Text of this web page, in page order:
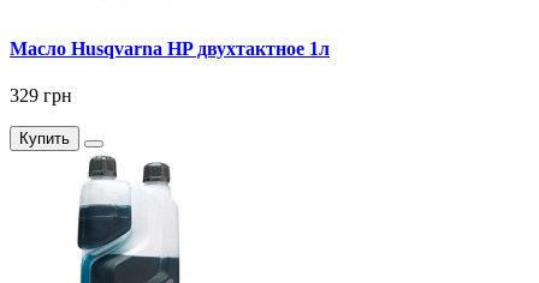
Масло Husqvarna HP двухтактное 1л
329 грн
Купить